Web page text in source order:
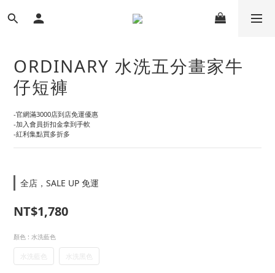
ORDINARY 水洗五分畫家牛
仔短褲
-官網滿3000店到店免運優惠
-加入會員折扣金拿到手軟
-紅利集點買多折多
全店，SALE UP 免運
NT$1,780
顏色 : 水洗藍色
水洗藍色 水洗黑色